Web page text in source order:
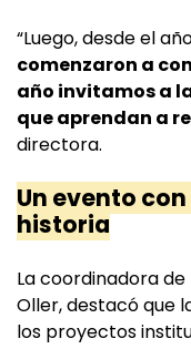
“Luego, desde el
comenzaron a
año invitamos a
que aprendan a
directora.
Un evento
historia
La coordinadora
Oller, destacó que
los proyectos